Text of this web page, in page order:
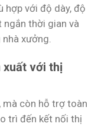
hợp với độ dày, độ
ngắn thời gian và
xưởng.
xuất với thị
mà còn hỗ trợ toàn
trì đến kết nối thị